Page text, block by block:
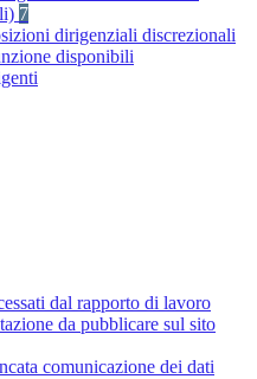
7
dirigenziali discrezionali
disponibili
dal rapporto di lavoro
da pubblicare sul sito
comunicazione dei dati